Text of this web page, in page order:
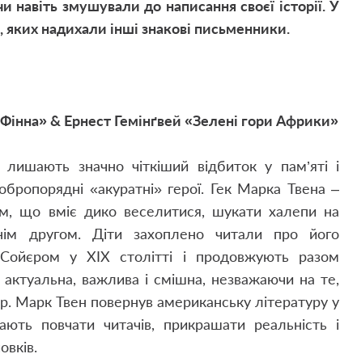
змушували до написання своєї історії. У
яких надихали інші знакові письменники.
& Ернест Гемінґвей «Зелені гори Африки»
значно чіткіший відбиток у пам’яті і
«акуратні» герої. Гек Марка Твена –
що вміє дико веселитися, шукати халепи на
другом. Діти захоплено читали про його
у XIX столітті і продовжують разом
важлива і смішна, незважаючи на те,
Марк Твен повернув американську літературу у
повчати читачів, прикрашати реальність і